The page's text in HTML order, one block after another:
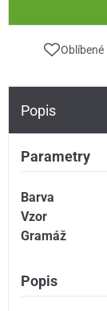
Oblíbené
Popis
Parametry
Barva
Vzor
Gramáž
Popis